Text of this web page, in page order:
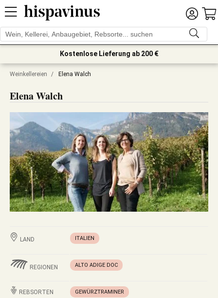
Kostenlose Lieferung ab 200 €
Weinkellereien / Elena Walch
Elena Walch
LAND ITALIEN
REGIONEN ALTO ADIGE DOC
REBSORTEN GEWÜRZTRAMINER